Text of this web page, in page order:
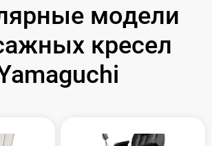
модели
кресел